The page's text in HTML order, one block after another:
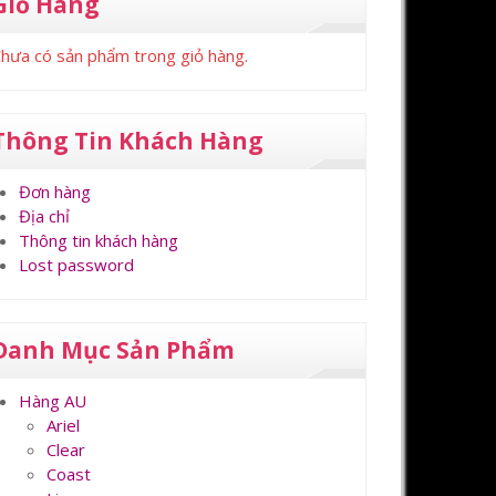
có sản phẩm trong giỏ hàng.
Tin Khách Hàng
Đơn hàng
Địa chỉ
Thông tin khách hàng
Lost password
Mục Sản Phẩm
Hàng AU
Ariel
Clear
Coast